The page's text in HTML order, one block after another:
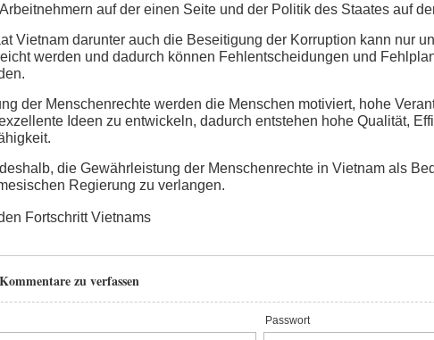
auf der einen Seite und der Politik des Staates auf
Vietnam darunter auch die Beseitigung der Korruption kann nur
werden und dadurch können Fehlentscheidungen und
der Menschenrechte werden die Menschen motiviert, hohe
Ideen zu entwickeln, dadurch entstehen hohe Qualität,
die Gewährleistung der Menschenrechte in Vietnam als
Regierung zu verlangen.
Fortschritt Vietnams
zu verfassen
Passwort